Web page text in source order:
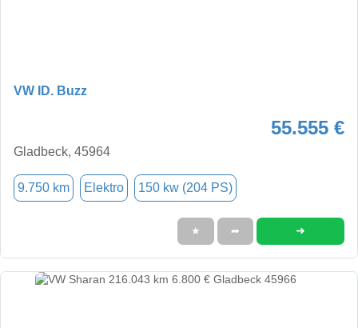
VW ID. Buzz
55.555 €
Gladbeck, 45964
9.750 km Elektro 150 kw (204 PS)
★ ➦ ➜